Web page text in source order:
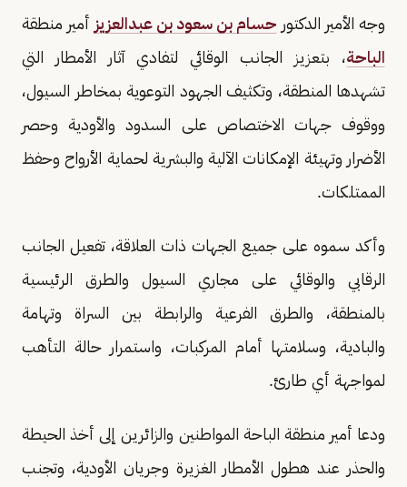
وجه الأمير الدكتور حسام بن سعود بن عبدالعزيز أمير منطقة
الباحة، بتعزيز الجانب الوقائي لتفادي آثار الأمطار التي
تشهدها المنطقة، وتكثيف الجهود التوعوية بمخاطر السيول،
ووقوف جهات الاختصاص على السدود والأودية وحصر
الأضرار وتهيئة الإمكانات الآلية والبشرية لحماية الأرواح وحفظ
الممتلكات.
وأكد سموه على جميع الجهات ذات العلاقة، تفعيل الجانب
الرقابي والوقائي على مجاري السيول والطرق الرئيسية
بالمنطقة، والطرق الفرعية والرابطة بين السراة وتهامة
والبادية، وسلامتها أمام المركبات، واستمرار حالة التأهب
لمواجهة أي طارئ.
ودعا أمير منطقة الباحة المواطنين والزائرين إلى أخذ الحيطة
والحذر عند هطول الأمطار الغزيرة وجريان الأودية، وتجنب